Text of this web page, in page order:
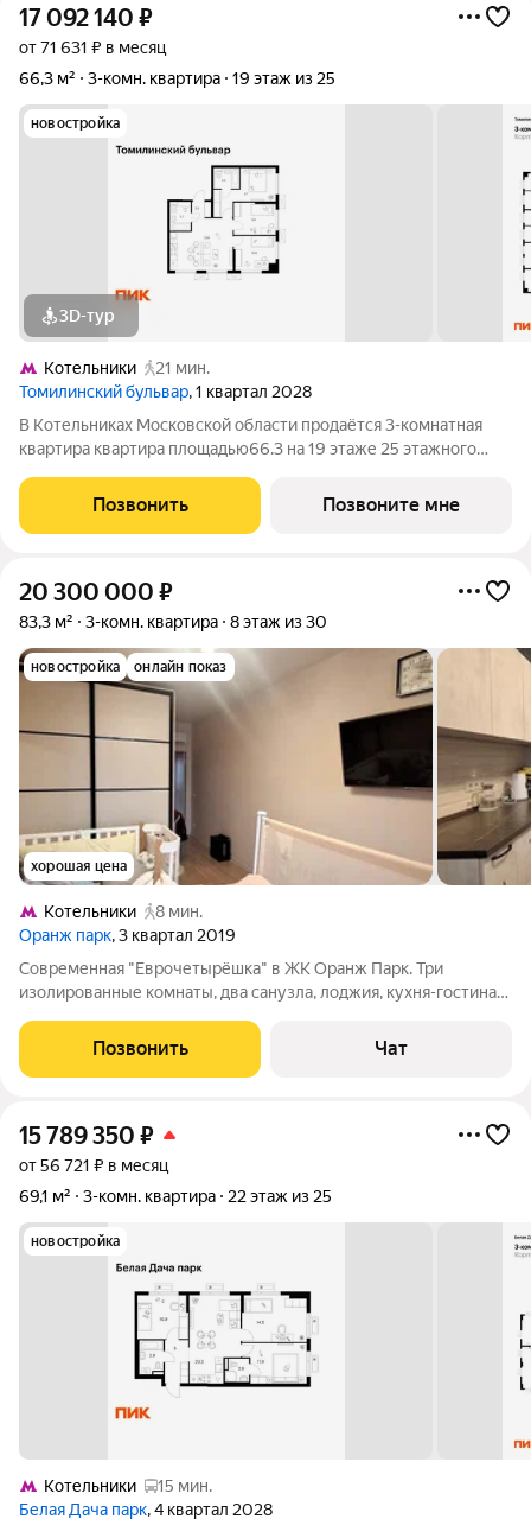
17 092 140 ₽
от 71 631 ₽ в месяц
66,3 м²
3-комн. квартира 19 этаж из 25
новостройка
3D-тур
Котельники
21 мин.
Томилинский бульвар, 1 квартал 2028
В Котельниках Московской области продаётся 3-комнатная
квартира квартира площадью66.3 на 19 этаже 25 этажного
бульвар». Удобное расположение 20 минут пешком до
станции метро «Котельники» и 10
Позвонить Позвоните мне
20 300 000 ₽
83,3 м² 3-комн. квартира 8 этаж из 30
новостройка онлайн показ
хорошая цена
Котельники
8 мин.
Оранж парк, 3 квартал 2019
Современная "Еврочетырёшка" в ЖК Оранж Парк. Три
изолированные комнаты, два санузла, лоджия, кухня-гостиная.
постройки. Распашная планировка, что позволяет полноценно
проветривать помещения. Комната с
Позвонить Чат
15 789 350 ₽
от 56 721 ₽ в месяц
69,1 м²
3-комн. квартира 22 этаж из 25
новостройка
Котельники
15 мин.
Белая Дача парк, 4 квартал 2028